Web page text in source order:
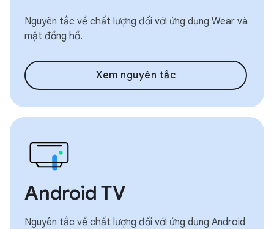
Nguyên tắc về chất lượng đối với ứng dụng Wear và
mặt đồng hồ.
Xem nguyên tắc
Android TV
Nguyên tắc về chất lượng đối với ứng dụng Android